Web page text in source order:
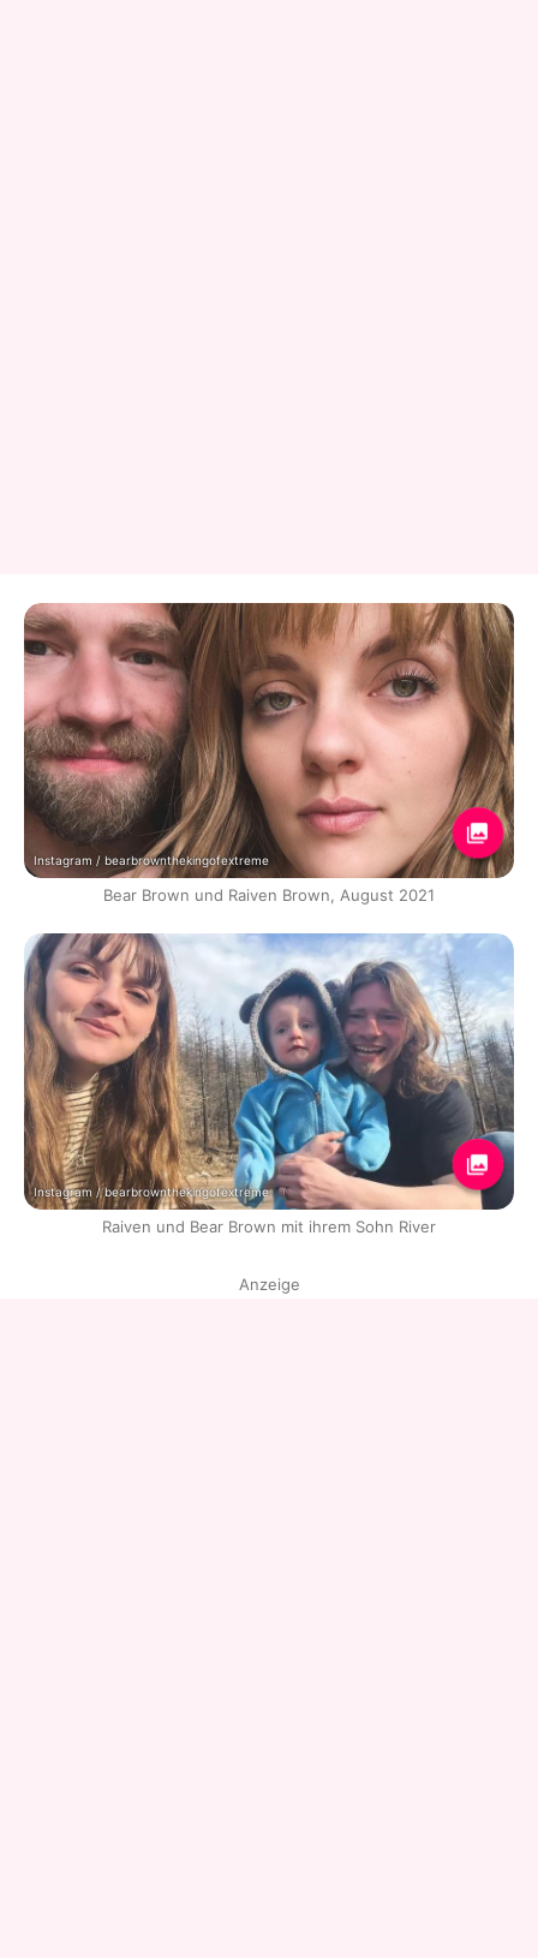
Instagram / bearbrownthekingofextreme
Bear Brown und Raiven Brown, August 2021
Instagram / bearbrownthekingofextreme
Raiven und Bear Brown mit ihrem Sohn River
Anzeige